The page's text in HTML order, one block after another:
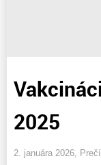
2025
2. januára 2026,